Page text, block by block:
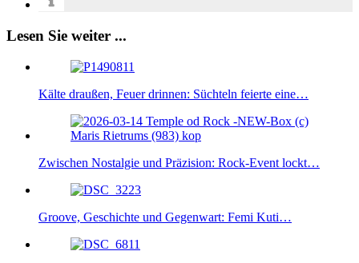
Lesen Sie weiter ...
Kälte draußen, Feuer drinnen: Süchteln feierte eine…
Zwischen Nostalgie und Präzision: Rock-Event lockt…
Groove, Geschichte und Gegenwart: Femi Kuti…